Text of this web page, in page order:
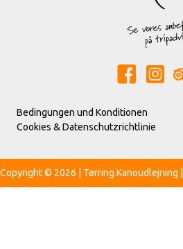
Bedingungen und Konditionen
Cookies & Datenschutzrichtlinie
Copyright © 2026 | Tørring Kanoudlejning